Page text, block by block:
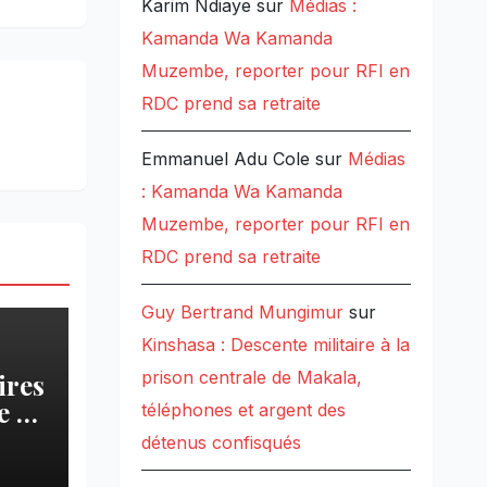
» :
Karim Ndiaye sur Médias :
Kamanda Wa Kamanda
Muzembe, reporter pour RFI en
RDC prend sa retraite
Emmanuel Adu Cole sur Médias
: Kamanda Wa Kamanda
Muzembe, reporter pour RFI en
RDC prend sa retraite
Guy Bertrand Mungimursur
Kinshasa : Descente militaire à la
prison centrale de Makala,
téléphones et argent des
détenus confisqués